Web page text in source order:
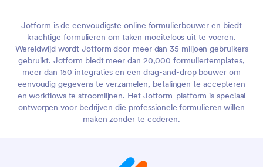
Jotform is de eenvoudigste online formulierbouwer en biedt
krachtige formulieren om taken moeiteloos uit te voeren.
Wereldwijd wordt Jotform door meer dan 35 miljoen gebruikers
gebruikt. Jotform biedt meer dan 20,000 formuliertemplates,
meer dan 150 integraties en een drag-and-drop bouwer om
eenvoudig gegevens te verzamelen, betalingen te accepteren
en workflows te stroomlijnen. Het Jotform-platform is speciaal
ontworpen voor bedrijven die professionele formulieren willen
maken zonder te coderen.